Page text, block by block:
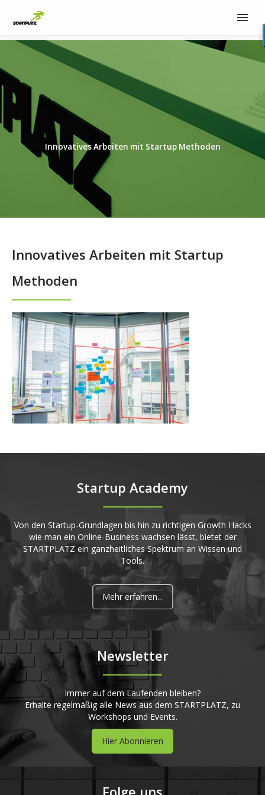
Innovatives Arbeiten mit Startup Methoden
Innovatives Arbeiten mit Startup
Methoden
Startup Academy
Von den Startup-Grundlagen bis hin zu richtigen Growth Hacks
wie man ein Online-Business wachsen lässt, bietet der
STARTPLATZ ein ganzheitliches Spektrum an Wissen und
Tools.
Mehr erfahren...
Newsletter
Immer auf dem Laufenden bleiben?
Erhalte regelmäßig alle News aus dem STARTPLATZ, zu
Workshops und Events.
Hier Abonnieren
Folge uns